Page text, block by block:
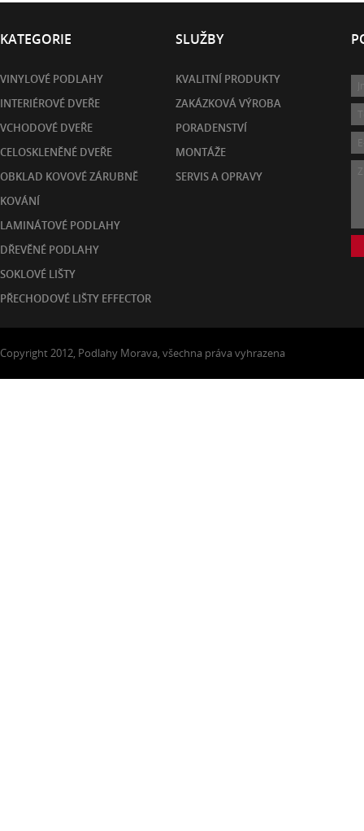
KATEGORIE
VINYLOVÉ PODLAHY
INTERIÉROVÉ DVEŘE
VCHODOVÉ DVEŘE
CELOSKLENĚNÉ DVEŘE
OBKLAD KOVOVÉ ZÁRUBNĚ
KOVÁNÍ
LAMINÁTOVÉ PODLAHY
DŘEVĚNÉ PODLAHY
SOKLOVÉ LIŠTY
PŘECHODOVÉ LIŠTY EFFECTOR
SLUŽBY
KVALITNÍ PRODUKTY
ZAKÁZKOVÁ VÝROBA
PORADENSTVÍ
MONTÁŽE
SERVIS A OPRAVY
Copyright 2012, Podlahy Morava, všechna práva vyhrazena